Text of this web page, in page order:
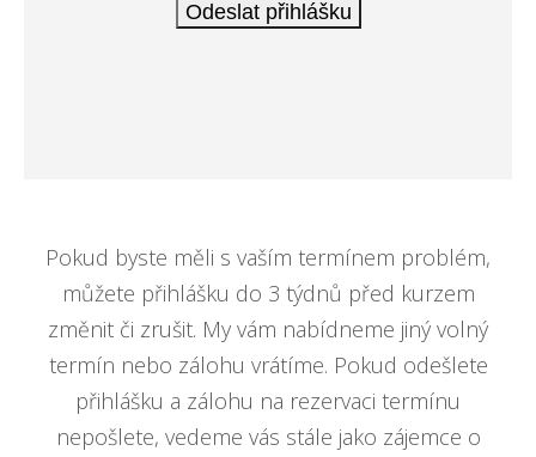
Pokud byste měli s vaším termínem problém,
můžete přihlášku do 3 týdnů před kurzem
změnit či zrušit. My vám nabídneme jiný volný
termín nebo zálohu vrátíme. Pokud odešlete
přihlášku a zálohu na rezervaci termínu
nepošlete, vedeme vás stále jako zájemce o